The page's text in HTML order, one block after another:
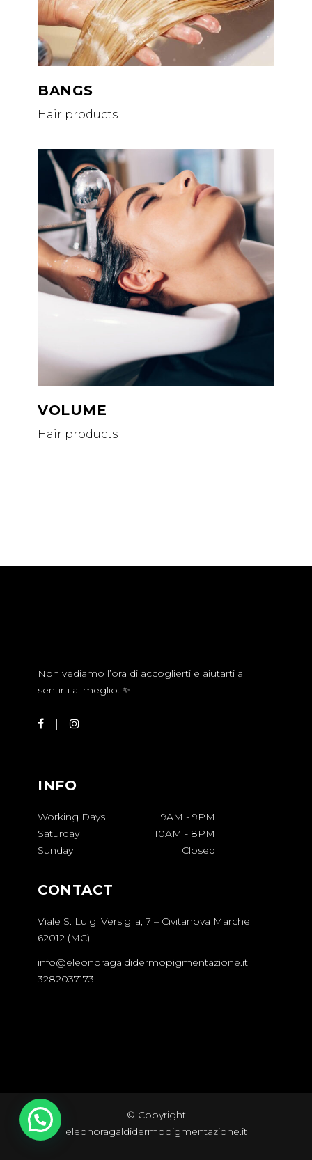
BANGS
Hair products
VOLUME
Hair products
Non vediamo l’ora di accoglierti e aiutarti a
sentirti al meglio. ✨
INFO
Working Days 9AM - 9PM
Saturday
10AM - 8PM
Sunday
Closed
CONTACT
Viale S. Luigi Versiglia, 7 – Civitanova Marche​
62012 (MC)
info@eleonoragaldidermopigmentazione.it
3282037173
© Copyright
eleonoragaldidermopigmentazione.it